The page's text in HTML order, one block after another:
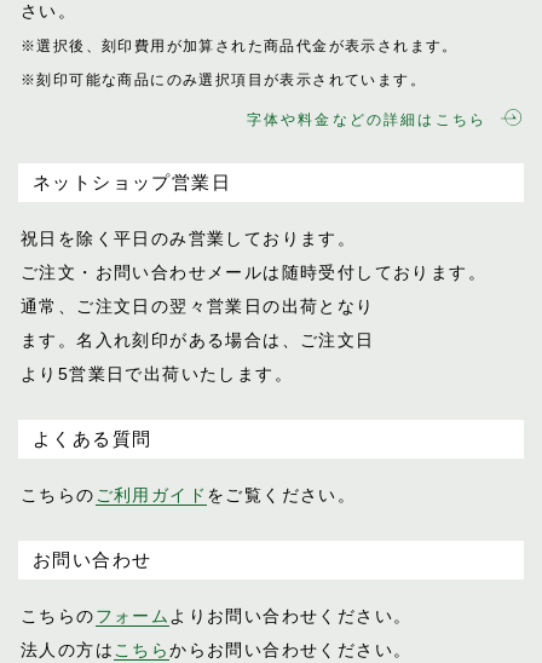
さい。
※選択後、刻印費用が加算された商品代金が表示 されます。
※刻印可能な商品にのみ選択項目が表示されてい ます。
字体や料金などの詳細はこちら
ネットショップ営業日
祝日を除く平日のみ営業しております。
ご注文・お問い合わせメールは随時受付し ております。
通常、ご注文日の翌々営業日の出荷となり
ます。名入れ刻印がある場合は、ご注文日
より5営業日で出荷いたします。
よくある質問
こちらのご利用ガイド をご覧ください。
お問い合わせ
こちらのフォームよりお問い合わせください。
法人の方はこちらからお問い合わせください。